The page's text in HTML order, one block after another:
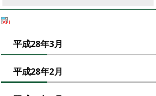
平成28年3月
平成28年2月